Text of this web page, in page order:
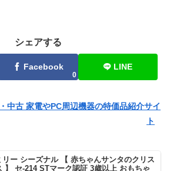
シェアする
Facebook
0
LINE
中古 家電やPC周辺機器の特価品紹介サイ
ト
リー シーズナル 【 赤ちゃんサンタのクリス
】 セ-214 STマーク認証 3歳以上 おもちゃ